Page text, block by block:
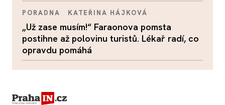
PORADNA KATEŘINA HÁJKOVÁ
„Už zase musím!“ Faraonova pomsta
postihne až polovinu turistů. Lékař radí, co
opravdu pomáhá